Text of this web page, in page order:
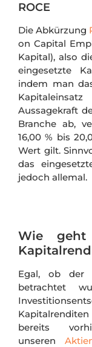
ROCE
Die Abkürzung
on Capital
Kapital), also
eingesetzte
indem man
Aussagekraft
Branche ab,
16,00 % bis
Wert gilt.
das
jedoch allemal.
Wie
Egal, ob der
betrachtet
bereits
unseren